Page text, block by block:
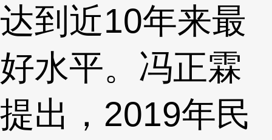
达到近10年来最
好水平。冯正霖
提出，2019年民